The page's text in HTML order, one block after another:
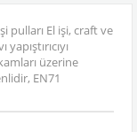
pulları El işi, craft ve
üzerine
EN71